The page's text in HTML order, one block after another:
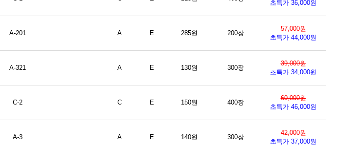
초특가 36,000원
A-201 A E 285원 200장
57,000원
초특가 44,000원
A-321 A E 130원 300장
39,000원
초특가 34,000원
C-2 C E 150원 400장
60,000원
초특가 46,000원
A-3 A E 140원 300장
42,000원
초특가 37,000원